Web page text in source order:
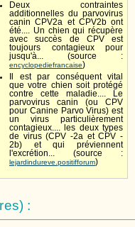
Deux contraintes
additionnelles du parvovirus
canin CPV2a et CPV2b ont
été.... Un chien qui récupère
avec succès de CPV est
toujours contagieux pour
jusqu'à... (source :
encyclopediefrancaise)
Il est par conséquent vital
que votre chien soit protégé
contre cette maladie.... Le
parvovirus canin (ou CPV
pour Canine Parvo Virus) est
un virus particulièrement
contagieux.... les deux types
de virus (CPV -2a et CPV -
2b) et qui préviennent
l'excrétion... (source :
lejardindureve.positifforum)
: